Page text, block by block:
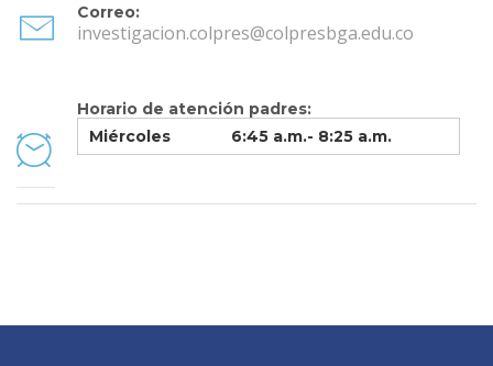
Correo:
investigacion.colpres@colpresbga.edu.co
Horario de atención padres:
Miércoles
6:45 a.m.- 8:25 a.m.